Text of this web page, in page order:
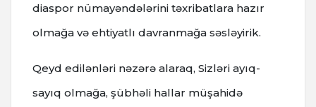
diaspor nümayəndələrini təxribatlara hazır
olmağa və ehtiyatlı davranmağa səsləyirik.
Qeyd edilənləri nəzərə alaraq, Sizləri ayıq-
sayıq olmağa, şübhəli hallar müşahidə